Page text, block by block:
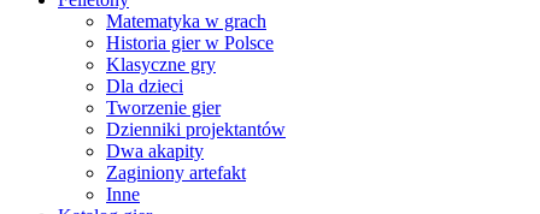
Matematyka w grach
Historia gier w Polsce
Klasyczne gry
Dla dzieci
Tworzenie gier
Dzienniki projektantów
Dwa akapity
Zaginiony artefakt
Inne